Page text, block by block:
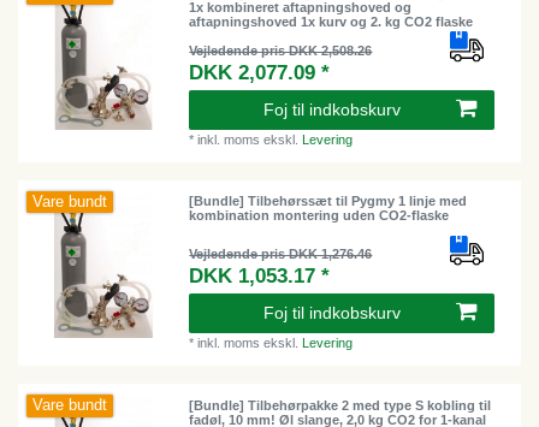
1x kombineret aftapningshoved og
aftapningshoved 1x kurv og 2. kg CO2 flaske
Vejledende pris DKK 2,508.26
DKK 2,077.09 *
Foj til indkobskurv
*inkl. moms ekskl.Levering
Vare bundt
[Bundle] Tilbehørssæt til Pygmy 1 linje med
kombination montering uden CO2-flaske
Vejledende pris DKK 1,276.46
DKK 1,053.17 *
Foj til indkobskurv
*inkl. moms ekskl.Levering
Vare bundt
[Bundle] Tilbehørpakke 2 med type S kobling til
fadøl, 10 mm! Øl slange, 2,0 kg CO2 for 1-kanal